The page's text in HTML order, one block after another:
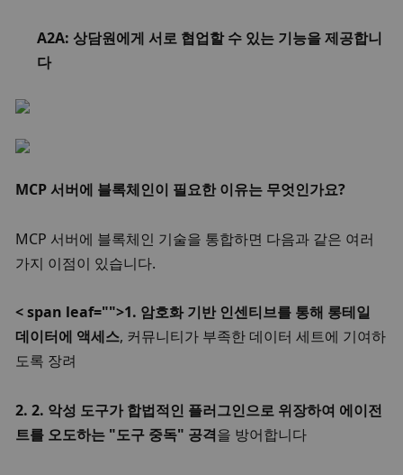
A2A: 상담원에게 서로 협업할 수 있는 기능을 제공합니
다
MCP 서버에 블록체인이 필요한 이유는 무엇인가요?
MCP 서버에 블록체인 기술을 통합하면 다음과 같은 여러
가지 이점이 있습니다.
< span leaf="">1. 암호화 기반 인센티브를 통해 롱테일
데이터에 액세스, 커뮤니티가 부족한 데이터 세트에 기여하
도록 장려
2. 2. 악성 도구가 합법적인 플러그인으로 위장하여 에이전
트를 오도하는 "도구 중독" 공격을 방어합니다